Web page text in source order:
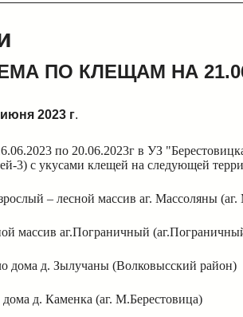
ПО КЛЕЩАМ НА
2023 г.
по 20.06.2023г в УЗ
3) с укусами клещей на следующей
– лесной массив аг. Массоляны
массив аг.Пограничный
дома д. Зылучаны (Волковысский район)
дома д. Каменка (аг. М.Берестовица)